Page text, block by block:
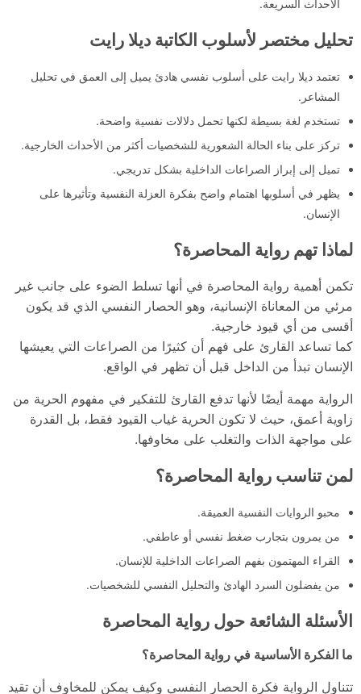
الأحداث السريعة.
تحليل مختصر لأسلوب الكاتبة ديلا رايت
تعتمد ديلا رايت على أسلوب نفسي هادئ يميل إلى العمق في تحليل
المشاعر.
تستخدم لغة بسيطة لكنها تحمل دلالات نفسية واضحة.
تركز على بناء الحالة الشعورية للشخصيات أكثر من الأحداث الخارجية.
تميل إلى إبراز الصراعات الداخلية بشكل تدريجي.
يظهر في أسلوبها اهتمام واضح بفكرة العزلة النفسية وتأثيرها على
الإنسان.
لماذا تهم رواية المحاصرة؟
تكمن أهمية رواية المحاصرة في أنها تسلط الضوء على جانب غير
مرئي من المعاناة الإنسانية، وهو الحصار النفسي الذي قد يكون
أقسى من أي قيود خارجية.
كما تساعد القارئ على فهم أن كثيرًا من الصراعات التي يعيشها
الإنسان تبدأ من الداخل قبل أن تظهر في الواقع.
الرواية مهمة أيضًا لأنها تدفع القارئ للتفكير في مفهوم الحرية من
زاوية أعمق، حيث لا تكون الحرية غياب القيود فقط، بل القدرة
على مواجهة الذات والتغلب على مخاوفها.
لمن تناسب رواية المحاصرة؟
محبو الروايات النفسية العميقة.
من يمرون بتجارب ضغط نفسي أو عاطفي.
القراء المهتمون بفهم الصراعات الداخلية للإنسان.
من يفضلون السرد الهادئ والتحليل النفسي للشخصيات.
الأسئلة الشائعة حول رواية المحاصرة
ما الفكرة الأساسية في رواية المحاصرة؟
تتناول الرواية فكرة الحصار النفسي وكيف يمكن للمخاوف أن تقيد